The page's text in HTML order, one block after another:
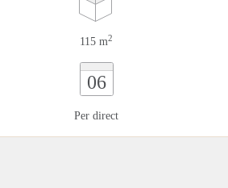
115 m2
06
Per direct